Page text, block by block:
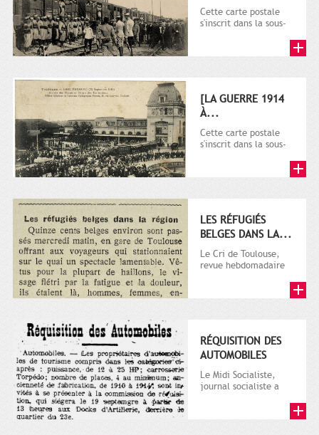
Cette carte postale
s'inscrit dans la sous-
plusieurs milliers de...
[LA GUERRE 1914
À...
Cette carte postale
s'inscrit dans la sous-
plusieurs milliers de...
LES RÉFUGIÉS
BELGES DANS LA...
Le Cri de Toulouse,
revue hebdomadaire
puis...
RÉQUISITION DES
AUTOMOBILES
Le Midi Socialiste,
journal socialiste a